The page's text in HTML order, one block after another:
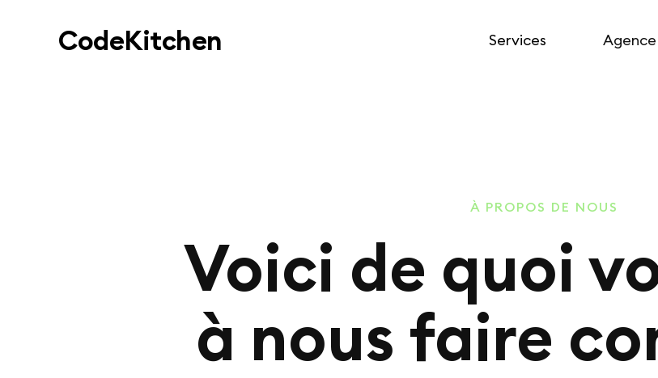
CodeKitchen Services Agence
À PROPOS DE NOUS
Voici de quoi
à nous faire